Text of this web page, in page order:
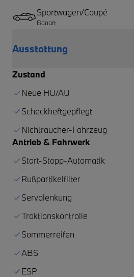
Sportwagen/Coupé
Bauart
Ausstattung
Zustand
Neue HU/AU
Scheckheftgepflegt
Nichtraucher-Fahrzeug
Antrieb & Fahrwerk
Start-Stopp-Automatik
Rußpartikelfilter
Servolenkung
Traktionskontrolle
Sommerreifen
ABS
ESP